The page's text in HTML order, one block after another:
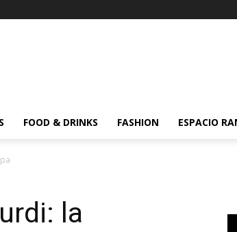
FOOD & DRINKS FASHION ESPACIO
la